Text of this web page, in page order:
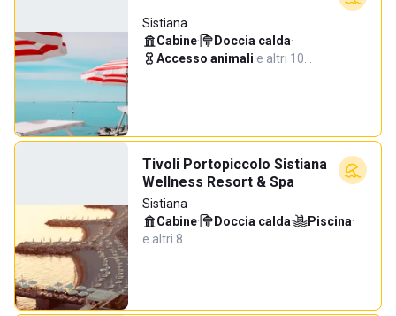
Sistiana
Cabine· Doccia calda·
Accesso animali·e altri 10…
Tivoli Portopiccolo Sistiana
Wellness Resort & Spa
Sistiana
Cabine· Doccia calda· Piscina·
e altri 8…